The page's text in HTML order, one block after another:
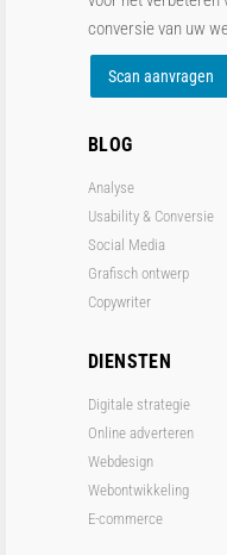
conversie van uw
Scan aanvragen
BLOG
Analyse
Usability & Conversie
Social Media
Grafisch ontwerp
Copywriter
DIENSTEN
Digitale strategie
Online adverteren
Webdesign
Webontwikkeling
E-commerce